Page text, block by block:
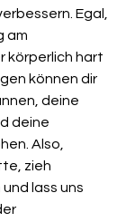
Egal,
am
körperlich hart
können dir
deine
deine
Also,
zieh
lass uns